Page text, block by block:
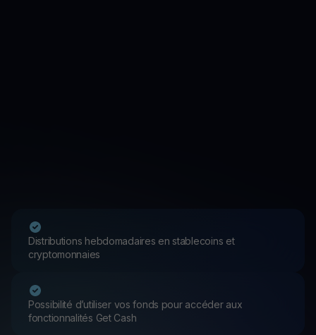
Distributions hebdomadaires en stablecoins et
cryptomonnaies
Possibilité d’utiliser vos fonds pour accéder aux
fonctionnalités Get Cash